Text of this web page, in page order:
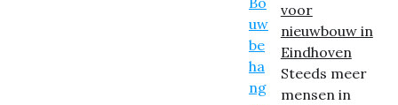
voor
nieuwbouw in
Eindhoven
Steeds meer
mensen in